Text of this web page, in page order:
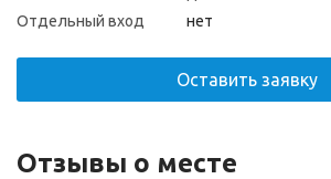
Отдельный вход
нет
Оставить заявку
Отзывы о месте